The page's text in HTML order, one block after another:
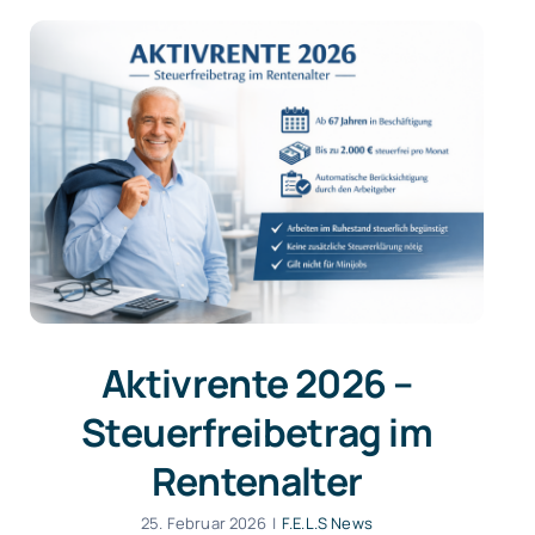
Aktivrente 2026 –
Steuerfreibetrag im
Rentenalter
25. Februar 2026 | F.E.L.S News